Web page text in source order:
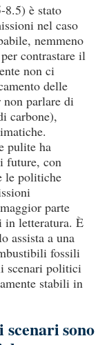
8.5) è stato
nel caso
nemmeno
contrastare il
non ci
delle
parlare di
carbone),
pulite ha
future, con
le politiche
parte
in letteratura. È
assista a una
fossili
scenari politici
stabili in
sono